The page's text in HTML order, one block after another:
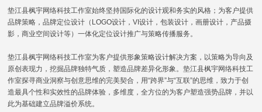
垫江县枫宇网络科技工作室始终坚持国际化的设计观和务实的风格；为客户提供
品牌策略，品牌定位设计（LOGO设计，VI设计，包装设计，画册设计，产品摄
影，商业空间设计等）一体化定位设计推广与策略传播服务。
垫江县枫宇网络科技工作室为客户提供形象策略设计解决方案，以策略为导向及
原创表现力，挖掘品牌独特气质，塑造品牌差异化形象。垫江县枫宇网络科技工
作室探寻商业洞察与创意思维的完美契合，用“跨界”与“互联”的思维，致力于创
造最具个性和实效性的品牌体验，多维度，全方位的为客户塑造强势品牌，并以
此为基础建立品牌溢价系统。